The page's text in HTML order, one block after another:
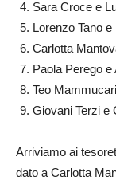
Sara Croce e
Lorenzo Tano
Carlotta
Paola Perego e
Teo
Giovani Terzi e
Arriviamo ai
dato a Carlotta